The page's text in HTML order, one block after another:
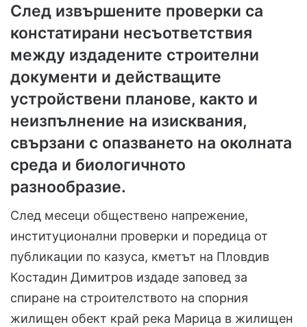
След извършените проверки са
констатирани несъответствия
между издадените строителни
документи и действащите
устройствени планове, както и
неизпълнение на изисквания,
свързани с опазването на околната
среда и биологичното
разнообразие.
След месеци обществено напрежение,
институционални проверки и поредица от
публикации по казуса, кметът на Пловдив
Костадин Димитров издаде заповед за
спиране на строителството на спорния
жилищен обект край река Марица в жилищен